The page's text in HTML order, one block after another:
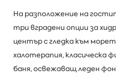
На разположение на
три вградени опции за
център с гледка към
халотерапия, класическа
баня, освежаващ леден